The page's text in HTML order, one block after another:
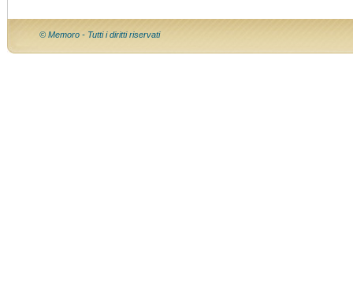
© Memoro - Tutti i diritti riservati